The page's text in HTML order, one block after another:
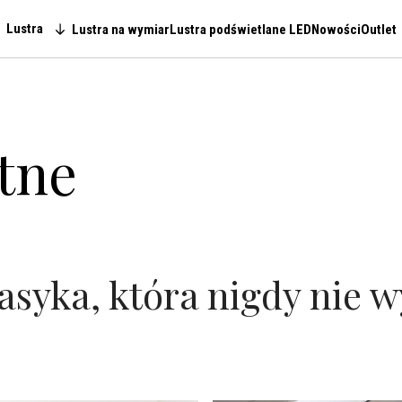
Main navigation
Lustra Lustra na wymiarLustra podświetlane LEDNowościOutlet
która nigdy nie